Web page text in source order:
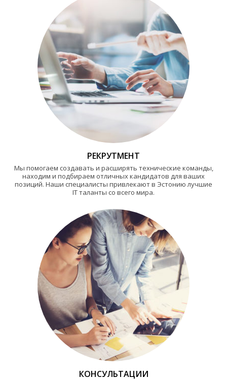
РЕКРУТМЕНТ
Мы помогаем создавать и расширять технические команды,
находим и подбираем отличных кандидатов для ваших
позиций. Наши специалисты привлекают в Эстонию лучшие
IT таланты со всего мира.
КОНСУЛЬТАЦИИ